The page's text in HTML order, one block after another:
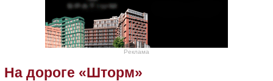
Реклама
На дороге «Шторм»